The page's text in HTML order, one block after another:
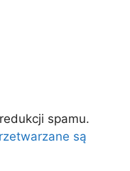
spamu.
są